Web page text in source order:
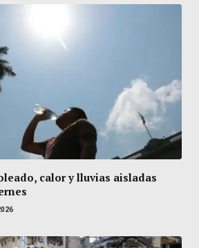
calor y lluvias aisladas